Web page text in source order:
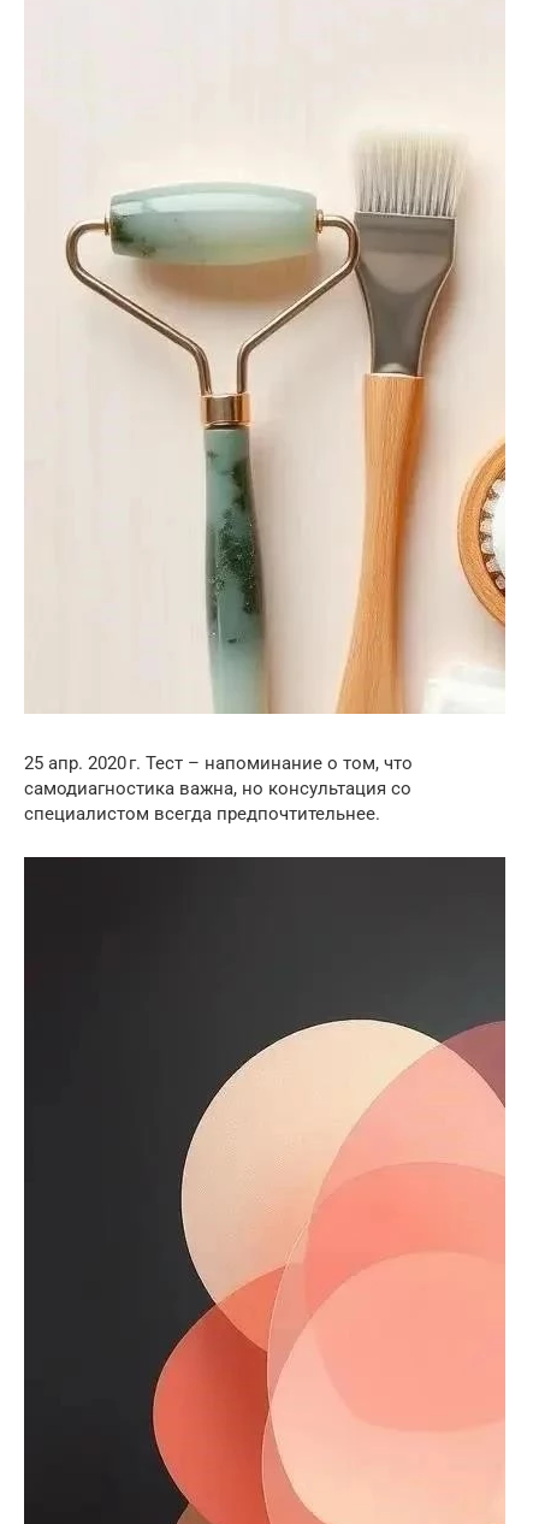
25 апр. 2020 г. Тест – напоминание о том, что
самодиагностика важна, но консультация со
специалистом всегда предпочтительнее.